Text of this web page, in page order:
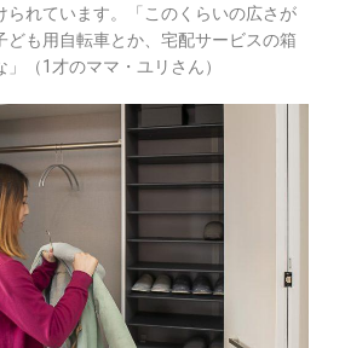
られています。「このくらいの広さが
ども用自転車とか、宅配サービスの箱
（1才のママ・ユリさん）